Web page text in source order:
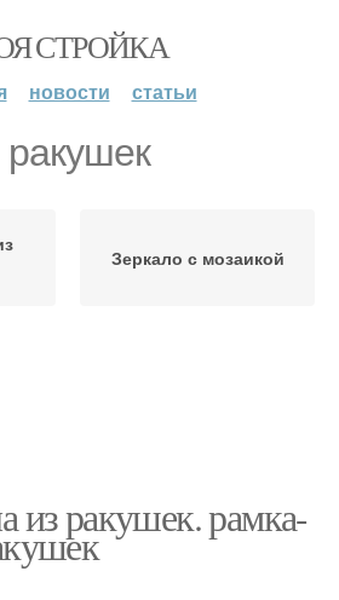
СТРОЙКА
новости статьи
Зеркало с мозаикой
из ракушек. рамка-